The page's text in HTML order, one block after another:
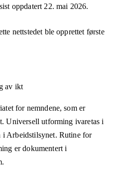
oppdatert22. mai 2026.
nettstedet ble opprettet første
av ikt
for nemndene, som er
Universell utforming ivaretas i
i Arbeidstilsynet. Rutine for
er dokumentert i